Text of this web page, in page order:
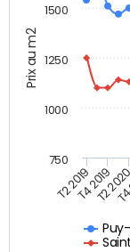
Prix au m2
T2 2019T4 2019
T2
750
1000
1250
1500